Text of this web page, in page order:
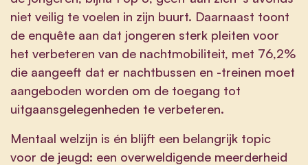
niet veilig te voelen in zijn buurt. Daarnaast toont
de enquête aan dat jongeren sterk pleiten voor
het verbeteren van de nachtmobiliteit, met 76,2%
die aangeeft dat er nachtbussen en -treinen moet
aangeboden worden om de toegang tot
uitgaansgelegenheden te verbeteren.
Mentaal welzijn is én blijft een belangrijk topic
voor de jeugd: een overweldigende meerderheid